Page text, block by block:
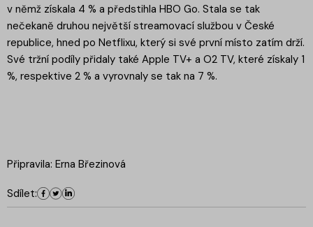
v němž získala 4 % a předstihla HBO Go. Stala se tak
nečekaně druhou největší streamovací službou v České
republice, hned po Netflixu, který si své první místo zatím drží.
Své tržní podíly přidaly také Apple TV+ a O2 TV, které získaly 1
%, respektive 2 % a vyrovnaly se tak na 7 %.
Připravila: Erna Březinová
Sdílet: